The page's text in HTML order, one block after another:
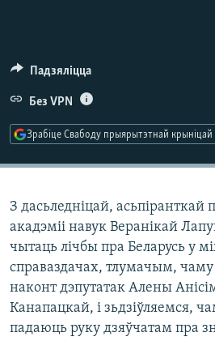
Падзяліцца
Без VPN
Зрабіце Свабоду прыярытэтнай крыніцай
З дасьледніцай, асьпіранткай
акадэміі навук Веранікай
чытаць лічбы пра Беларусь у
справаздачах, тлумачым, чаму
наконт дэпутатак Алены
Канапацкай, і зьдзіўляемся,
падаюць руку дзяўчатам пра